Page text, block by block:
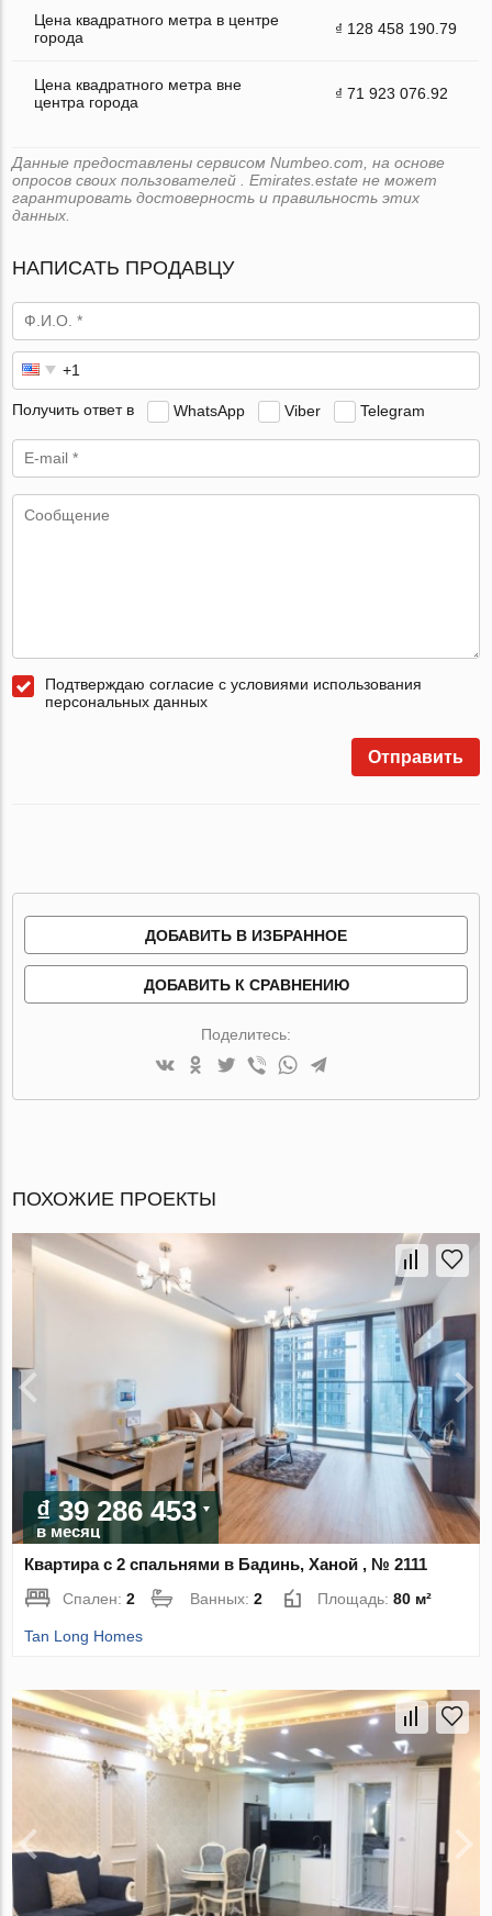
Цена квадратного метра в центре
города
₫ 128 458 190.79
Цена квадратного метра вне
центра города
₫ 71 923 076.92
Данные предоставлены сервисом Numbeo.com, на основе
опросов своих пользователей . Emirates.estate не может
гарантировать достоверность и правильность этих
данных.
НАПИСАТЬ ПРОДАВЦУ
Получить ответ в WhatsApp Viber Telegram
Подтверждаю согласие с условиями использования
персональных данных
Отправить
ДОБАВИТЬ В ИЗБРАННОЕ
ДОБАВИТЬ К СРАВНЕНИЮ
Поделитесь:
ПОХОЖИЕ ПРОЕКТЫ
₫ 39 286 453
в месяц
Квартира с 2 спальнями в Бадинь, Ханой , № 2111
Спален:2 Ванных:2 Площадь:80 м²
Tan Long Homes